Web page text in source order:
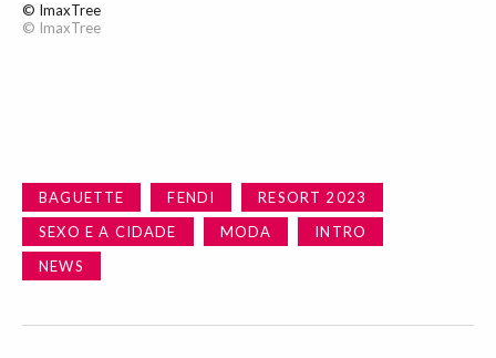
© ImaxTree
© ImaxTree
BAGUETTE FENDI
RESORT 2023
SEXO E A CIDADE
MODA
INTRO
NEWS